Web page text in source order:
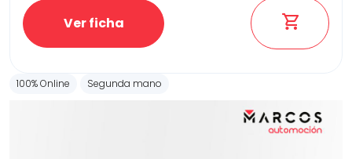
Ver ficha
100% Online Segunda mano